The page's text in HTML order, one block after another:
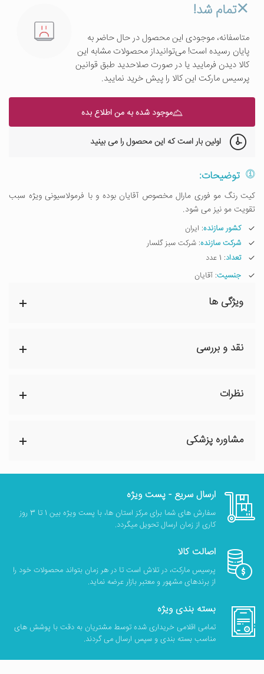
تمام شد!
متاسفانه، موجودی این محصول در حال حاضر به
پایان رسیده است! می‌توانیداز محصولات مشابه این
کالا دیدن فرمایید یا در صورت صلاحدید طبق قوانین
پرسیس مارکت این کالا را پیش خرید نمایید.
موجود شده به من اطلاع بده
اولین بار است که این محصول را می بینید
توضیحات:
کیت رنگ مو فوری مارال مخصوص آقایان بوده و با فرمولاسیونی ویژه سبب
تقویت مو نیز می شود.
کشور سازنده: ایران
شرکت سازنده: شرکت سبز گلسار
تعداد: 1 عدد
جنسیت: آقایان
ویژگی ها
نقد و بررسی
نظرات
مشاوره پزشکی
ارسال سریع - پست ویژه
سفارش های شما برای مرکز استان ها، با پست ویژه بین 1 تا 3 روز
کاری از زمان ارسال تحویل میگردد.
اصالت کالا
پرسیس مارکت، در تلاش است تا در هر زمان بتواند محصولات خود را
از برندهای مشهور و معتبر بازار عرضه نماید.
بسته بندی ویژه
تمامی اقلامی خریداری شده توسط مشتریان به دقت با پوشش های
مناسب بسته بندی و سپس ارسال می گردند.